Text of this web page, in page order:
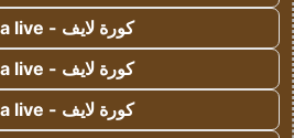
كورة لايف - koora live
كورة لايف - koora live
كورة لايف - koora live